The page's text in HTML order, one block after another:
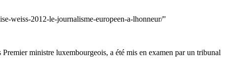
weiss-2012-le-journalisme-europeen-a-lhonneur/"
ministre luxembourgeois, a été mis en examen par un tribunal